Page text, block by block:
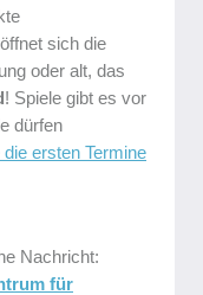
sich die
oder alt, das
! Spiele gibt es vor
dürfen
die ersten Termine
Nachricht:
für